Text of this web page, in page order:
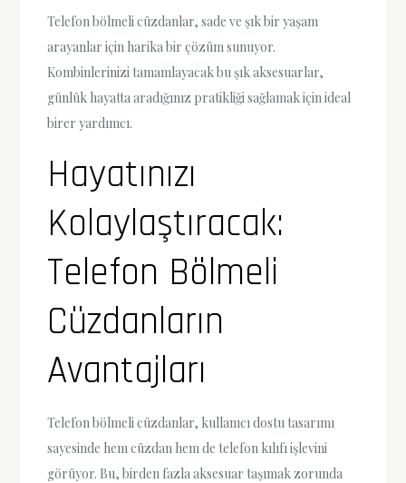
Telefon bölmeli cüzdanlar, sade ve şık bir yaşam
arayanlar için harika bir çözüm sunuyor.
Kombinlerinizi tamamlayacak bu şık aksesuarlar,
günlük hayatta aradığınız pratikliği sağlamak için ideal
birer yardımcı.
Hayatınızı
Kolaylaştıracak:
Telefon Bölmeli
Cüzdanların
Avantajları
Telefon bölmeli cüzdanlar, kullanıcı dostu tasarımı
sayesinde hem cüzdan hem de telefon kılıfı işlevini
görüyor. Bu, birden fazla aksesuar taşımak zorunda